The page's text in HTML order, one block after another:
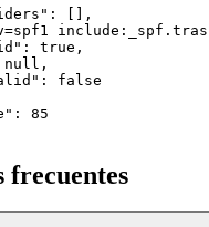
[],
true,
false
85
frecuentes